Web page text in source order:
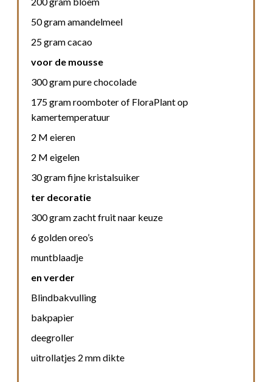
50 gram amandelmeel
25 gram cacao
voor de mousse
300 gram pure chocolade
175 gram roomboter of FloraPlant op
kamertemperatuur
2 M eieren
2 M eigelen
30 gram fijne kristalsuiker
ter decoratie
300 gram zacht fruit naar keuze
6 golden oreo’s
muntblaadje
en verder
Blindbakvulling
bakpapier
deegroller
uitrollatjes 2 mm dikte